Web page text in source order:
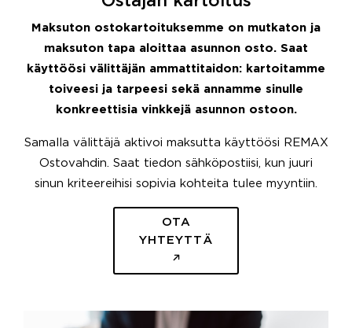
Maksuton ostokartoituksemme on mutkaton ja
maksuton tapa aloittaa asunnon osto. Saat
käyttöösi välittäjän ammattitaidon: kartoitamme
toiveesi ja tarpeesi sekä annamme sinulle
konkreettisia vinkkejä asunnon ostoon.
Samalla välittäjä aktivoi maksutta käyttöösi REMAX
Ostovahdin. Saat tiedon sähköpostiisi, kun juuri
sinun kriteereihisi sopivia kohteita tulee myyntiin.
OTA
YHTEYTTÄ